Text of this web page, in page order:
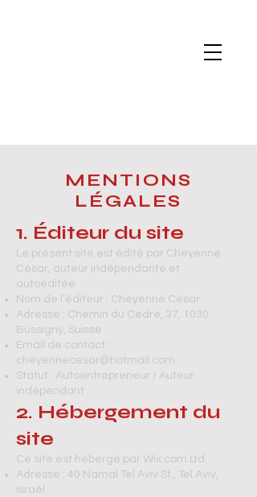
MENTIONS
LÉGALES
1. Éditeur du site
Le présent site est édité par Cheyenne
César, auteur indépendante et
autoéditée.
Nom de l’éditeur : Cheyenne César
Adresse : Chemin du Cèdre, 37, 1030
Bussigny, Suisse
Email de contact :
cheyennecesar@hotmail.com
Statut : Autoentrepreneur / Auteur
indépendant
2. Hébergement du
site
Ce site est hébergé par Wix.com Ltd.
Adresse : 40 Namal Tel Aviv St., Tel Aviv,
Israël